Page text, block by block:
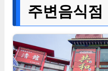
주변음식점